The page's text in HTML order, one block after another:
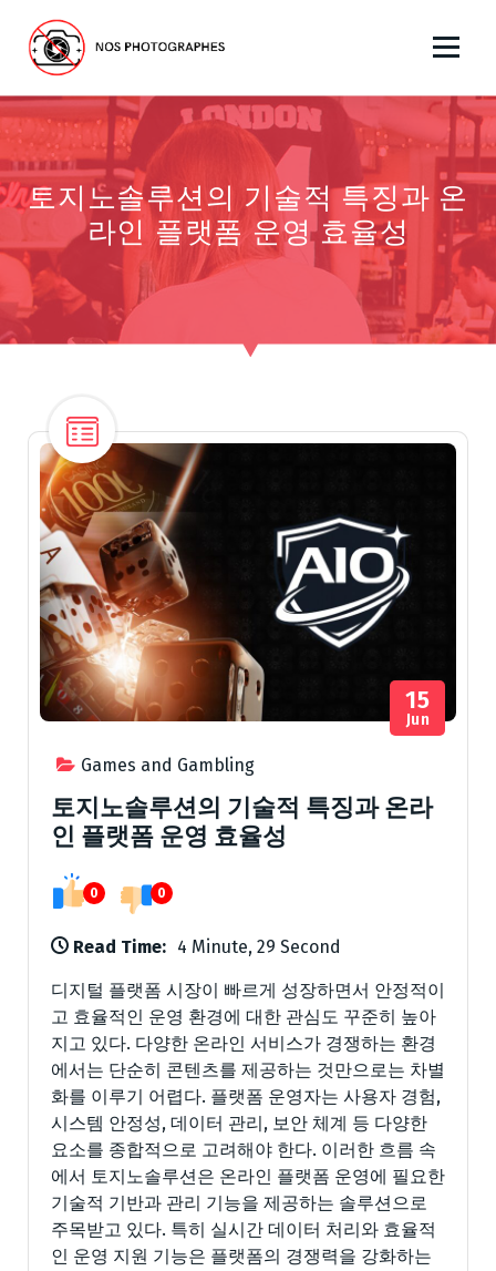
p
t
c
o
t
n
t
토지노솔루션의 기술적 특징과 온
라인 플랫폼 운영 효율성
Games and Gambling
15
Jun
토지노솔루션의 기술적 특징과 온라
인 플랫폼 운영 효율성
0 0
Read Time: 4 Minute, 29 Second
디지털 플랫폼 시장이 빠르게 성장하면서 안정적이
고 효율적인 운영 환경에 대한 관심도 꾸준히 높아
지고 있다. 다양한 온라인 서비스가 경쟁하는 환경
에서는 단순히 콘텐츠를 제공하는 것만으로는 차별
화를 이루기 어렵다. 플랫폼 운영자는 사용자 경험,
시스템 안정성, 데이터 관리, 보안 체계 등 다양한
요소를 종합적으로 고려해야 한다. 이러한 흐름 속
에서 토지노솔루션은 온라인 플랫폼 운영에 필요한
기술적 기반과 관리 기능을 제공하는 솔루션으로
주목받고 있다. 특히 실시간 데이터 처리와 효율적
인 운영 지원 기능은 플랫폼의 경쟁력을 강화하는